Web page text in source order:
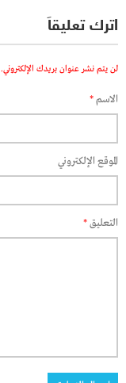
اترك تعليقاً
لن يتم نشر عنوان بريدك الإلكتروني.
الاسم*
الموقع الإلكتروني
التعليق*